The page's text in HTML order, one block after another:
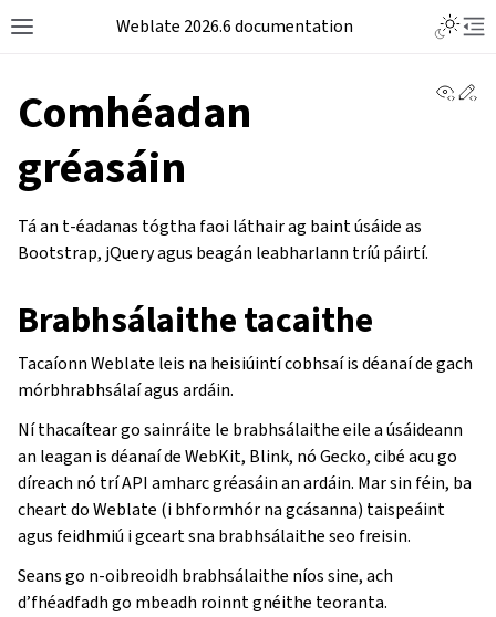
Weblate 2026.6 documentation
Comhéadan
gréasáin
Tá an t-éadanas tógtha faoi láthair ag baint úsáide as
Bootstrap, jQuery agus beagán leabharlann tríú páirtí.
Brabhsálaithe tacaithe
Tacaíonn Weblate leis na heisiúintí cobhsaí is déanaí de gach
mórbhrabhsálaí agus ardáin.
Ní thacaítear go sainráite le brabhsálaithe eile a úsáideann
an leagan is déanaí de WebKit, Blink, nó Gecko, cibé acu go
díreach nó trí API amharc gréasáin an ardáin. Mar sin féin, ba
cheart do Weblate (i bhformhór na gcásanna) taispeáint
agus feidhmiú i gceart sna brabhsálaithe seo freisin.
Seans go n-oibreoidh brabhsálaithe níos sine, ach
d’fhéadfadh go mbeadh roinnt gnéithe teoranta.